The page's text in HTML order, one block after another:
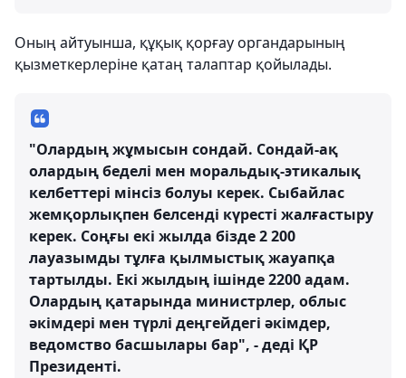
Оның айтуынша, құқық қорғау органдарының
қызметкерлеріне қатаң талаптар қойылады.
"Олардың жұмысын сондай. Сондай-ақ
олардың беделі мен моральдық-этикалық
келбеттері мінсіз болуы керек. Сыбайлас
жемқорлықпен белсендi күрестi жалғастыру
керек. Соңғы екi жылда бiзде 2 200
лауазымды тұлға қылмыстық жауапқа
тартылды. Екі жылдың ішінде 2200 адам.
Олардың қатарында министрлер, облыс
әкiмдерi мен түрлi деңгейдегi әкiмдер,
ведомство басшылары бар", - деді ҚР
Президенті.